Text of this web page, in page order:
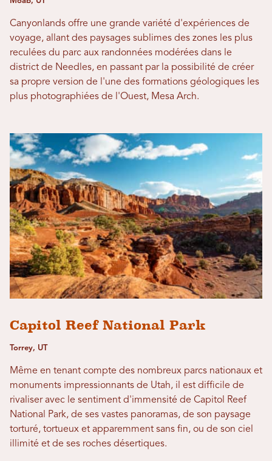
Canyonlands offre une grande variété d'expériences de
voyage, allant des paysages sublimes des zones les plus
reculées du parc aux randonnées modérées dans le
district de Needles, en passant par la possibilité de créer
sa propre version de l'une des formations géologiques les
plus photographiées de l'Ouest, Mesa Arch.
Capitol Reef National Park
Torrey, UT
Même en tenant compte des nombreux parcs nationaux et
monuments impressionnants de Utah, il est difficile de
rivaliser avec le sentiment d'immensité de Capitol Reef
National Park, de ses vastes panoramas, de son paysage
torturé, tortueux et apparemment sans fin, ou de son ciel
illimité et de ses roches désertiques.